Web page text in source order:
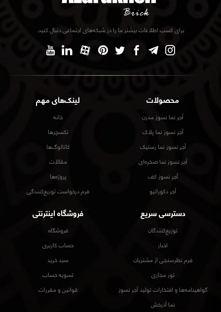
محصولات
آجر نما نسوز مدرن
آجر نسوز نما پلاک
آجر نسوز نما رستیک
آجر نسوز نما صخره‌ای
آجر نسوز کف
آجر دکوراتیو
لینک‌های مهم
خانه
تکسچرها
کاتالوگ‌ها
مقالات
پروژه‌ها
فرم درخواست توزیع‌کنندگی
برای کسب اطلاعات بیشتر ما را در شبکه‌های اجتماعی دنبال کنید.
دسترسی سریع
توزیع‌کنندگان
اخبار
فرم نظرسنجی از مشتریان
تور مجازی
گواهینامه‌ها و افتخارات تولید آجر نسوز
نما آذرخش
فروشگاه اینترنتی
فروشگاه
حساب کاربری
سبد خرید
تسویه حساب
قوانین و مقررات